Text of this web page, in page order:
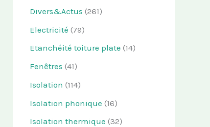
Divers&Actus (261)
Electricité (79)
Etanchéité toiture plate (14)
Fenêtres (41)
Isolation (114)
Isolation phonique (16)
Isolation thermique (32)